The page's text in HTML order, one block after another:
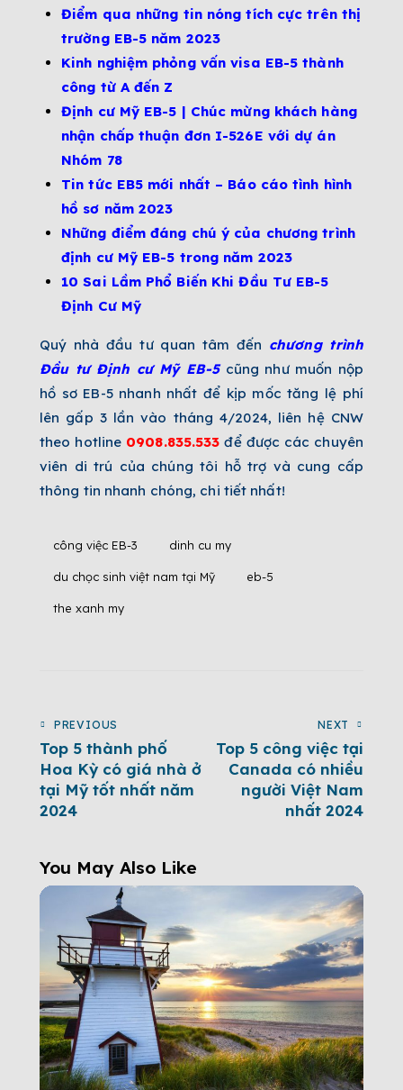
Điểm qua những tin nóng tích cực trên thị
trường EB-5 năm 2023
Kinh nghiệm phỏng vấn visa EB-5 thành
công từ A đến Z
Định cư Mỹ EB-5 | Chúc mừng khách hàng
nhận chấp thuận đơn I-526E với dự án
Nhóm 78
Tin tức EB5 mới nhất – Báo cáo tình hình
hồ sơ năm 2023
Những điểm đáng chú ý của chương trình
định cư Mỹ EB-5 trong năm 2023
10 Sai Lầm Phổ Biến Khi Đầu Tư EB-5
Định Cư Mỹ
Quý nhà đầu tư quan tâm đến chương trình
Đầu tư Định cư Mỹ EB-5 cũng như muốn nộp
hồ sơ EB-5 nhanh nhất để kịp mốc tăng lệ phí
lên gấp 3 lần vào tháng 4/2024, liên hệ CNW
theo hotline 0908.835.533 để được các chuyên
viên di trú của chúng tôi hỗ trợ và cung cấp
thông tin nhanh chóng, chi tiết nhất!
công việc EB-3 dinh cu my
du chọc sinh việt nam tại Mỹ eb-5
the xanh my
PREVIOUS
Top 5 thành phố
Hoa Kỳ có giá nhà ở
tại Mỹ tốt nhất năm
2024
NEXT
Top 5 công việc tại
Canada có nhiều
người Việt Nam
nhất 2024
You May Also Like